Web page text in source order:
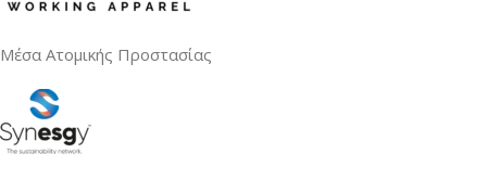
Μέσα Ατομικής Προστασίας